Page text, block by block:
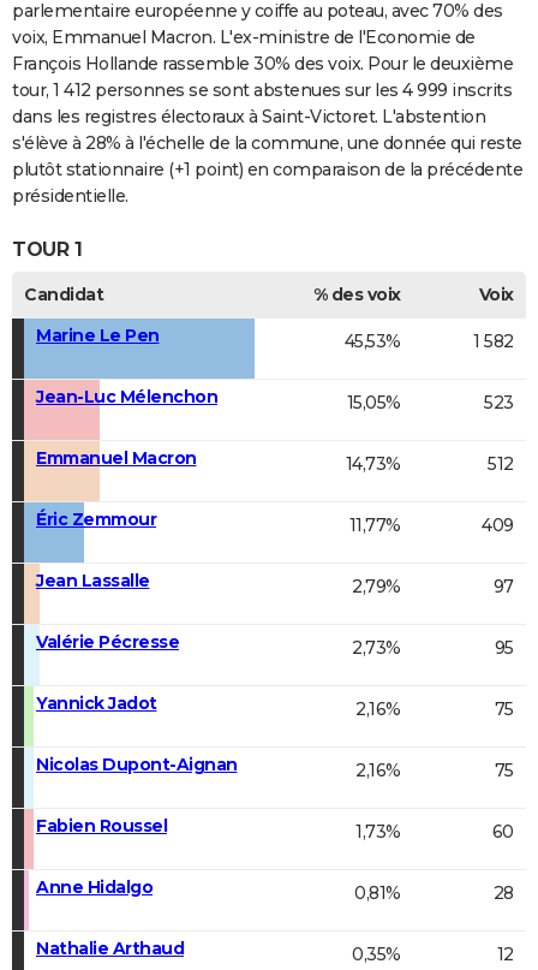
parlementaire européenne y coiffe au poteau, avec 70% des
voix, Emmanuel Macron. L'ex-ministre de l'Economie de
François Hollande rassemble 30% des voix. Pour le deuxième
tour, 1 412 personnes se sont abstenues sur les 4 999 inscrits
dans les registres électoraux à Saint-Victoret. L'abstention
s'élève à 28% à l'échelle de la commune, une donnée qui reste
plutôt stationnaire (+1 point) en comparaison de la précédente
présidentielle.
TOUR 1
Candidat % des voix
Voix
Marine Le Pen
45,53% 1 582
Jean-Luc Mélenchon 15,05% 523
Emmanuel Macron 14,73% 512
Éric Zemmour 11,77% 409
Jean Lassalle 2,79% 97
Valérie Pécresse 2,73% 95
Yannick Jadot 2,16% 75
Nicolas Dupont-Aignan 2,16% 75
Fabien Roussel 1,73% 60
Anne Hidalgo 0,81% 28
Nathalie Arthaud 0,35% 12